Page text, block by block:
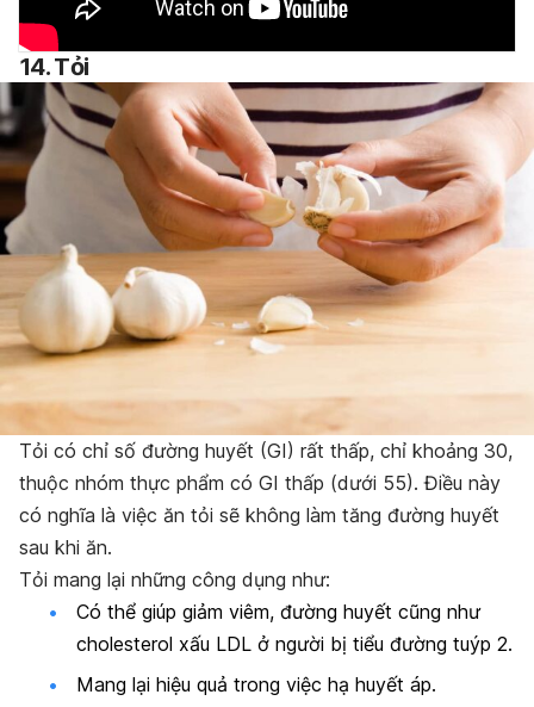
14. Tỏi
Tỏi có chỉ số đường huyết (GI) rất thấp, chỉ khoảng 30,
thuộc nhóm thực phẩm có GI thấp (dưới 55). Điều này
có nghĩa là việc ăn tỏi sẽ không làm tăng đường huyết
sau khi ăn.
Tỏi mang lại những công dụng như:
Có thể giúp giảm viêm, đường huyết cũng như
cholesterol xấu LDL ở người bị tiểu đường tuýp 2.
Mang lại hiệu quả trong việc hạ huyết áp.